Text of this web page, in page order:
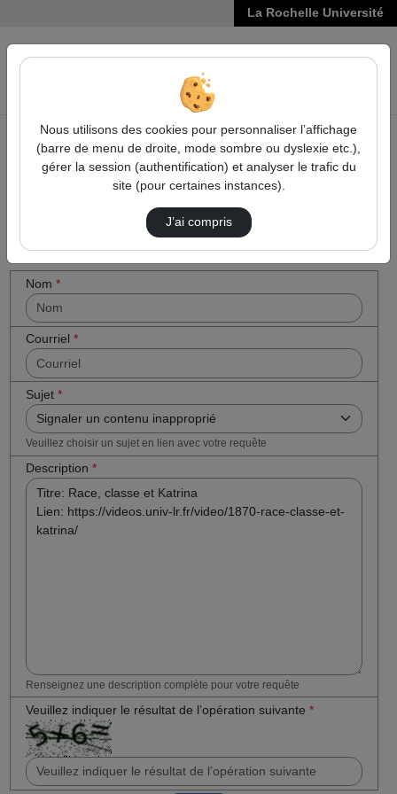
La Rochelle Université
VIDÉOS
Accueil Contactez nous
Contactez nous
Votre message
Nom *
Courriel *
Sujet *
Veuillez choisir un sujet en lien avec votre requête
Description *
Renseignez une description complète pour votre requête
Veuillez indiquer le résultat de l’opération suivante *
Cocher
cette case
(obligatoire)
Nous utilisons des cookies pour personnaliser l’affichage
(barre de menu de droite, mode sombre ou dyslexie etc.),
gérer la session (authentification) et analyser le trafic du
site (pour certaines instances).
J’ai compris